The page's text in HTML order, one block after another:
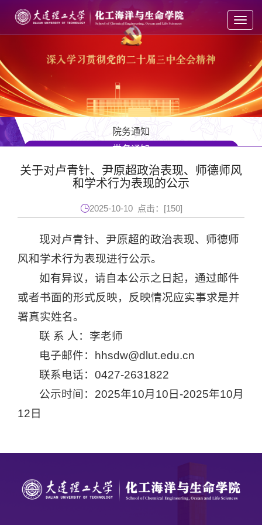
院务通知
党务通知
教务通知
学工通知
人才招聘
关于对卢青针、尹原超政治表现、师德师风
和学术行为表现的公示
2025-10-10 点击：[150]
现对卢青针、尹原超的政治表现、师德师
风和学术行为表现进行公示。
如有异议，请自本公示之日起，通过邮件
或者书面的形式反映，反映情况应实事求是并
署真实姓名。
联 系 人：李老师
电子邮件：hhsdw@dlut.edu.cn
联系电话：0427-2631822
公示时间：2025年10月10日-2025年10月
12日